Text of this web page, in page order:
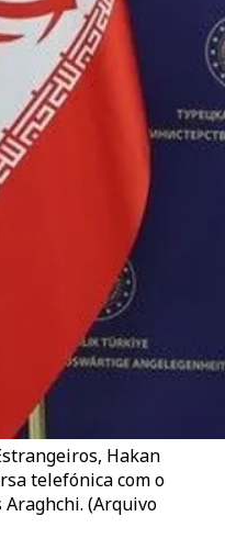
Hakan
telefónica com o
(Arquivo